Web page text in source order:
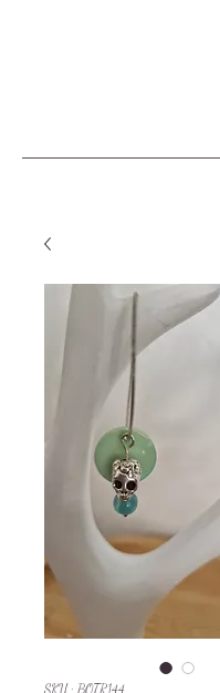
SKU : BOTR144